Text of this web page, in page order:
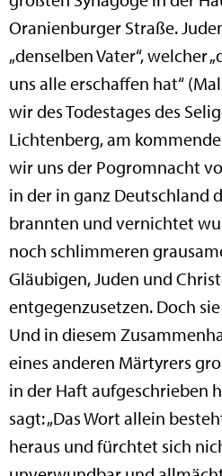
Oranienburger Straße.
„denselben Vater“, welcher
uns alle erschaffen hat“
wir des Todestages des
Lichtenberg, am
wir uns der Pogromnacht
in der in ganz Deutschland
brannten und vernichtet
noch schlimmeren
Gläubigen, Juden und
entgegenzusetzen. Doch
Und in diesem
eines anderen Märtyrers
in der Haft aufgeschrieben
sagt: „Das Wort allein
heraus und fürchtet sich